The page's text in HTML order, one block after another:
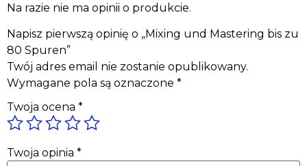
Na razie nie ma opinii o produkcie.
Napisz pierwszą opinię o „Mixing und Mastering bis zu
80 Spuren”
Twój adres email nie zostanie opublikowany.
Wymagane pola są oznaczone *
Twoja ocena *
Twoja opinia *